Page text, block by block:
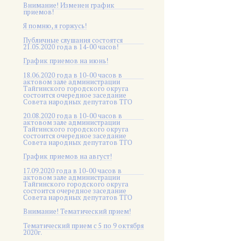
Внимание! Изменен график
приемов!
Я помню, я горжусь!
Публичные слушания состоятся
21.05.2020 года в 14-00 часов!
График приемов на июнь!
18.06.2020 года в 10-00 часов в
актовом зале администрации
Тайгинского городского округа
состоится очередное заседание
Совета народных депутатов ТГО
20.08.2020 года в 10-00 часов в
актовом зале администрации
Тайгинского городского округа
состоится очередное заседание
Совета народных депутатов ТГО
График приемов на август!
17.09.2020 года в 10-00 часов в
актовом зале администрации
Тайгинского городского округа
состоится очередное заседание
Совета народных депутатов ТГО
Внимание! Тематический прием!
Тематический прием с 5 по 9 октября
2020г.